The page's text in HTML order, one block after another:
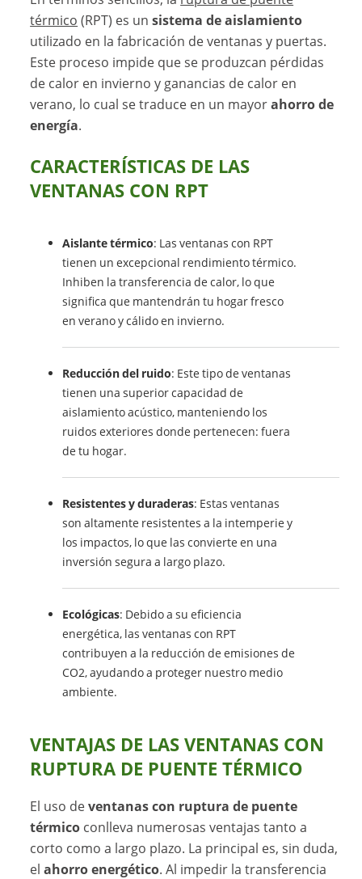
térmico (RPT) es unsistema de aislamiento
utilizado en la fabricación de ventanas y puertas.
Este proceso impide que se produzcan pérdidas
de calor en invierno y ganancias de calor en
verano, lo cual se traduce en un mayorahorro de
energía.
CARACTERÍSTICAS DE LAS
VENTANAS CON RPT
Aislante térmico: Las ventanas con RPT
tienen un excepcional rendimiento térmico.
Inhiben la transferencia de calor, lo que
significa que mantendrán tu hogar fresco
en verano y cálido en invierno.
Reducción del ruido: Este tipo de ventanas
tienen una superior capacidad de
aislamiento acústico, manteniendo los
ruidos exteriores donde pertenecen: fuera
de tu hogar.
Resistentes y duraderas: Estas ventanas
son altamente resistentes a la intemperie y
los impactos, lo que las convierte en una
inversión segura a largo plazo.
Ecológicas: Debido a su eficiencia
energética, las ventanas con RPT
contribuyen a la reducción de emisiones de
CO2, ayudando a proteger nuestro medio
ambiente.
VENTAJAS DE LAS VENTANAS CON
RUPTURA DE PUENTE TÉRMICO
El uso deventanas con ruptura de puente
térmico conlleva numerosas ventajas tanto a
corto como a largo plazo. La principal es, sin duda,
elahorro energético. Al impedir la transferencia